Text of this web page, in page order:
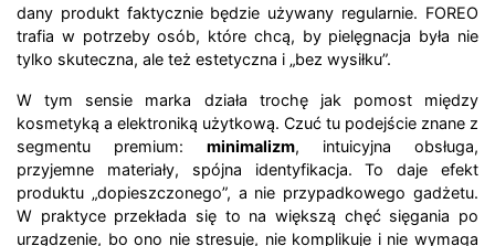
dany produkt faktycznie będzie używany regularnie. FOREO
trafia w potrzeby osób, które chcą, by pielęgnacja była nie
tylko skuteczna, ale też estetyczna i „bez wysiłku”.
W tym sensie marka działa trochę jak pomost między
kosmetyką a elektroniką użytkową. Czuć tu podejście znane z
segmentu premium: minimalizm, intuicyjna obsługa,
przyjemne materiały, spójna identyfikacja. To daje efekt
produktu „dopieszczonego”, a nie przypadkowego gadżetu.
W praktyce przekłada się to na większą chęć sięgania po
urządzenie, bo ono nie stresuje, nie komplikuje i nie wymaga